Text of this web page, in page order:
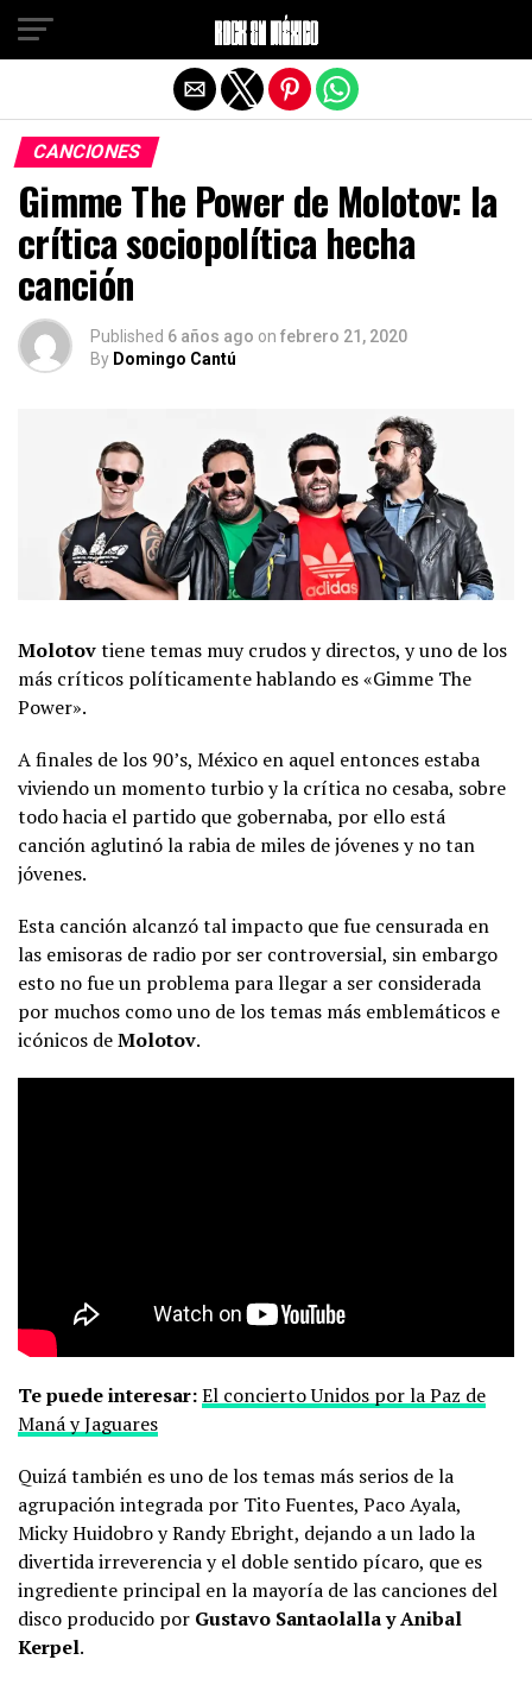
CANCIONES
Gimme The Power de Molotov: la
crítica sociopolítica hecha
canción
Published 6 años ago on febrero 21, 2020
By Domingo Cantú
Molotovtiene temas muy crudos y directos, y uno de los
más críticos políticamente hablando es «Gimme The
Power».
A finales de los 90’s, México en aquel entonces estaba
viviendo un momento turbio y la crítica no cesaba, sobre
todo hacia el partido que gobernaba, por ello está
canción aglutinó la rabia de miles de jóvenes y no tan
jóvenes.
Esta canción alcanzó tal impacto que fue censurada en
las emisoras de radio por ser controversial, sin embargo
esto no fue un problema para llegar a ser considerada
por muchos como uno de los temas más emblemáticos e
icónicos deMolotov.
Te puede interesar:El concierto Unidos por la Paz de
Maná y Jaguares
Quizá también es uno de los temas más serios de la
agrupación integrada por Tito Fuentes, Paco Ayala,
Micky Huidobro y Randy Ebright, dejando a un lado la
divertida irreverencia y el doble sentido pícaro, que es
ingrediente principal en la mayoría de las canciones del
disco producido por Gustavo Santaolalla y Anibal
Kerpel.
Salir de la versión móvil